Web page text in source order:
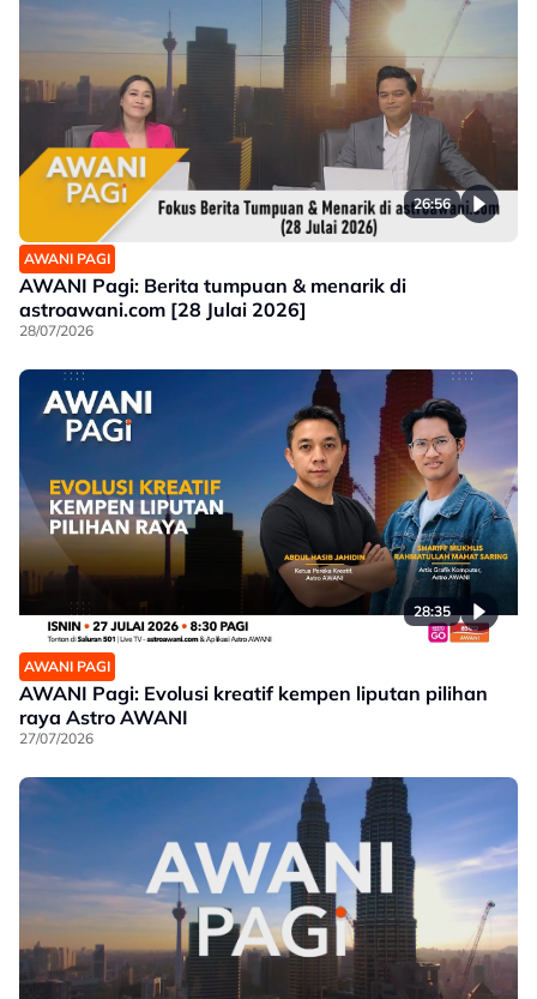
26:56
AWANI PAGI
AWANI Pagi: Berita tumpuan & menarik di
astroawani.com [28 Julai 2026]
28/07/2026
28:35
AWANI PAGI
AWANI Pagi: Evolusi kreatif kempen liputan pilihan
raya Astro AWANI
27/07/2026